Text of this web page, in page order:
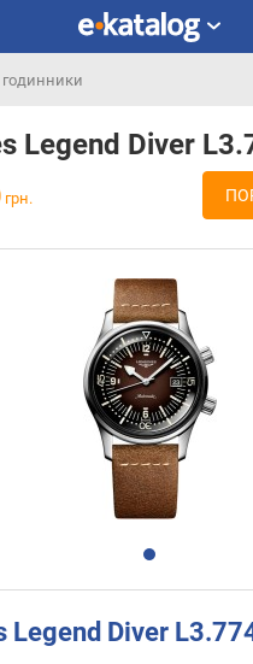
годинники
Legend Diver
грн.
Legend Diver